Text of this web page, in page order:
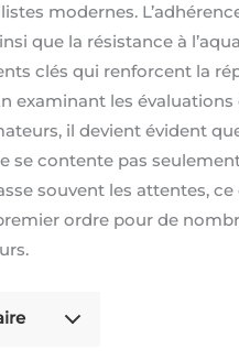
modernes.
que la résistance à
clés qui renforcent la
examinant les évaluations
il devient évident
se contente pas
souvent les attentes,
ordre pour de